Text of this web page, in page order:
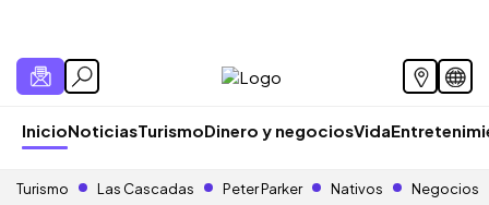
InicioNoticiasTurismoDinero y negociosVida
Turismo Las Cascadas Peter Parker Nativos Negocios